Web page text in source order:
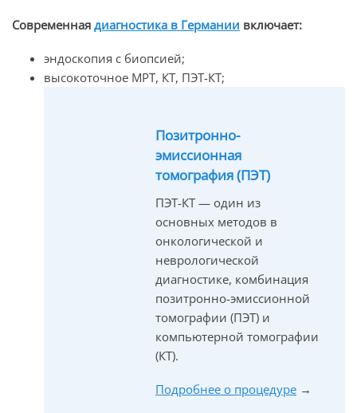
Современная диагностика в Германии включает:
эндоскопия с биопсией;
высокоточное МРТ, КТ, ПЭТ-КТ;
Позитронно-
эмиссионная
томография (ПЭТ)
ПЭТ-КТ — один из
основных методов в
онкологической и
неврологической
диагностике, комбинация
позитронно-эмиссионной
томографии (ПЭТ) и
компьютерной томографии
(КТ).
Подробнее о процедуре →